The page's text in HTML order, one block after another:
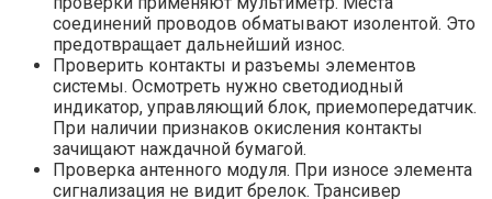
соединений проводов обматывают изолентой. Это
предотвращает дальнейший износ.
Проверить контакты и разъемы элементов
системы. Осмотреть нужно светодиодный
индикатор, управляющий блок, приемопередатчик.
При наличии признаков окисления контакты
зачищают наждачной бумагой.
Проверка антенного модуля. При износе элемента
сигнализация не видит брелок. Трансивер